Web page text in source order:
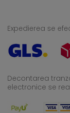
Expedierea se
Decontarea
electronice se